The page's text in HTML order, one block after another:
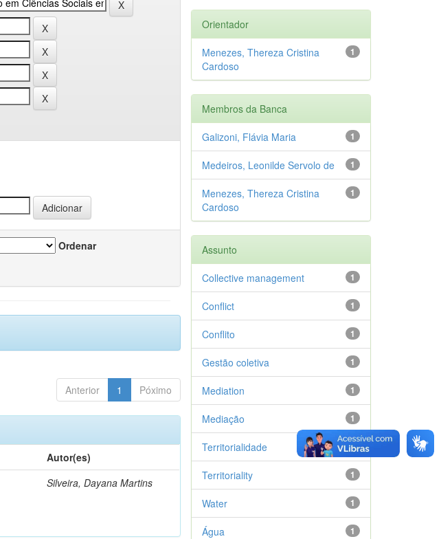
Ordenar
Anterior 1 Póximo
Autor(es)
Silveira, Dayana Martins
Orientador
1
Menezes, Thereza Cristina
Cardoso
Membros da Banca
1
Galizoni, Flávia Maria
1
Medeiros, Leonilde Servolo de
1
Menezes, Thereza Cristina
Cardoso
Assunto
1
Collective management
1
Conflict
1
Conflito
1
Gestão coletiva
1
Mediation
1
Mediação
1
Territorialidade
1
Territoriality
1
Water
1
Água